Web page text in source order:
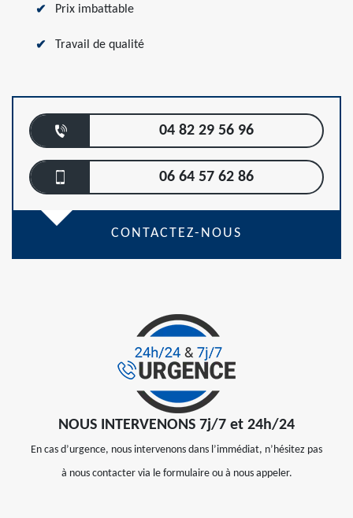
Prix imbattable
Travail de qualité
04 82 29 56 96
06 64 57 62 86
CONTACTEZ-NOUS
NOUS INTERVENONS 7j/7 et 24h/24
En cas d’urgence, nous intervenons dans l’immédiat, n’hésitez pas
à nous contacter via le formulaire ou à nous appeler.